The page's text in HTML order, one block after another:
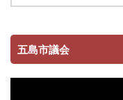
五島市議会
動